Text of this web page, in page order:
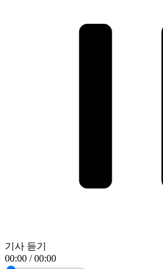
기사 듣기
00:00 / 00:00